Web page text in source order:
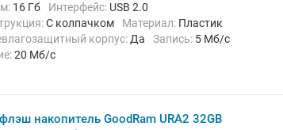
16 Гб Интерфейс: USB 2.0
С колпачком Материал: Пластик
корпус: Да Запись: 5 Мб/с
20 Мб/с
накопитель GoodRam URA2 32GB